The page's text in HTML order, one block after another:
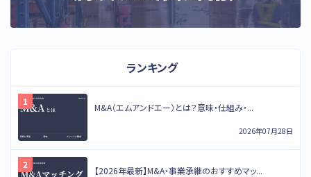
ランキング
M&A（エムアンドエー）とは？意味・仕組み・...
2026年07月28日
【2026年最新】M&A・事業承継のおすすめマッ...